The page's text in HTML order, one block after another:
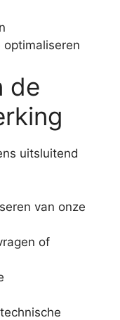
de
uitsluitend
van onze
of